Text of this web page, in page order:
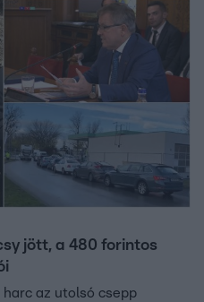
jött, a 480 forintos
harc az utolsó csepp